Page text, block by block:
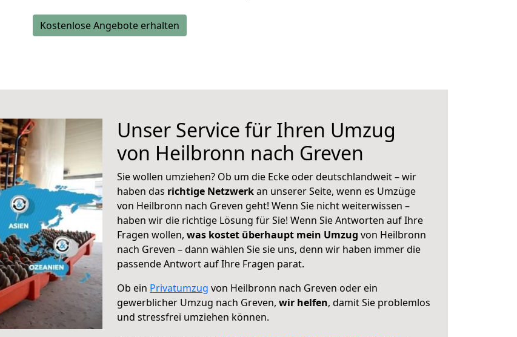
Kostenlose Angebote erhalten
Unser Service für Ihren Umzug
von Heilbronn nach Greven
Sie wollen umziehen? Ob um die Ecke oder deutschlandweit – wir
haben das richtige Netzwerkan unserer Seite, wenn es Umzüge
von Heilbronn nach Greven geht! Wenn Sie nicht weiterwissen –
haben wir die richtige Lösung für Sie! Wenn Sie Antworten auf Ihre
Fragen wollen, was kostet überhaupt mein Umzug von Heilbronn
nach Greven – dann wählen Sie sie uns, denn wir haben immer die
passende Antwort auf Ihre Fragen parat.
Ob ein Privatumzug von Heilbronn nach Greven oder ein
gewerblicher Umzug nach Greven, wir helfen, damit Sie problemlos
und stressfrei umziehen können.